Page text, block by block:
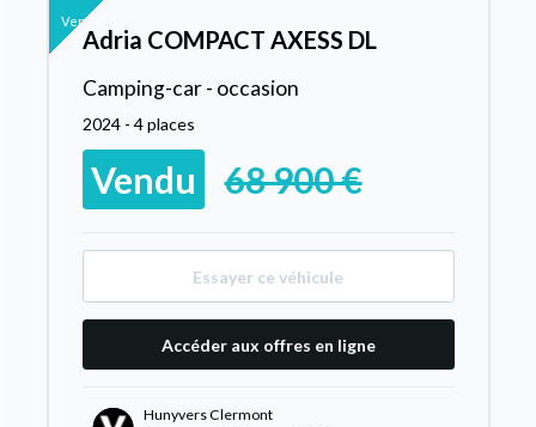
Vendu
Adria COMPACT AXESS DL
Camping-car - occasion
2024 - 4 places
Vendu 68 900 €
Essayer ce véhicule
Accéder aux offres en ligne
Hunyvers Clermont